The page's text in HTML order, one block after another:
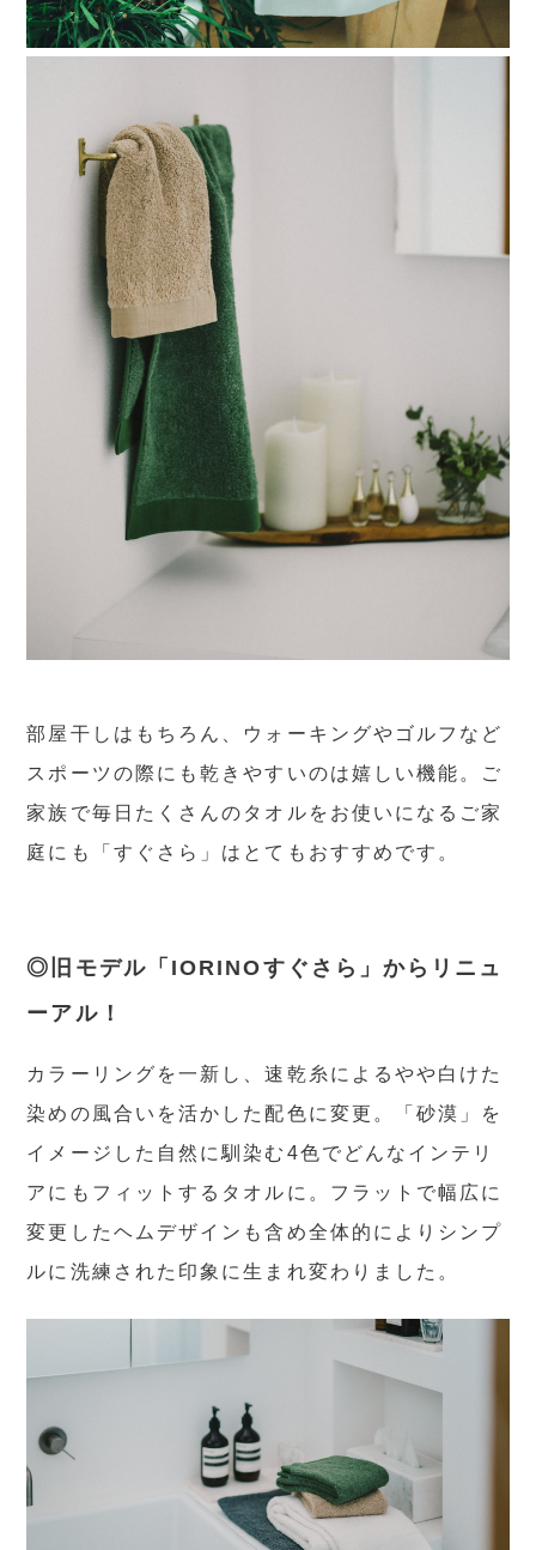
部屋干しはもちろん、ウォーキングやゴルフなど
スポーツの際にも乾きやすいのは嬉しい機能。ご
家族で毎日たくさんのタオルをお使いになるご家
庭にも「すぐさら」はとてもおすすめです。
◎旧モデル「IORINOすぐさら」からリニュ
ーアル！
カラーリングを一新し、速乾糸によるやや白けた
染めの風合いを活かした配色に変更。「砂漠」を
イメージした自然に馴染む4色でどんなインテリ
アにもフィットするタオルに。フラットで幅広に
変更したヘムデザインも含め全体的によりシンプ
ルに洗練された印象に生まれ変わりました。